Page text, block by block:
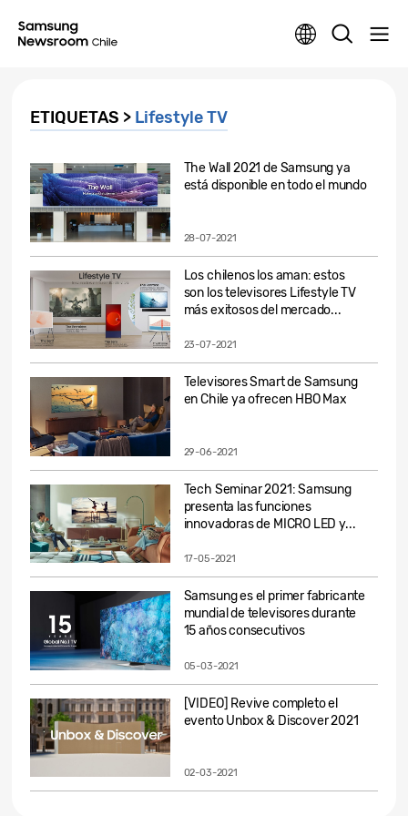
ETIQUETAS > Lifestyle TV
The Wall 2021 de Samsung ya
está disponible en todo el mundo
28-07-2021
Los chilenos los aman: estos
son los televisores Lifestyle TV
más exitosos del mercado...
23-07-2021
Televisores Smart de Samsung
en Chile ya ofrecen HBO Max
29-06-2021
Tech Seminar 2021: Samsung
presenta las funciones
innovadoras de MICRO LED y...
17-05-2021
Samsung es el primer fabricante
mundial de televisores durante
15 años consecutivos
05-03-2021
[VIDEO] Revive completo el
evento Unbox & Discover 2021
02-03-2021